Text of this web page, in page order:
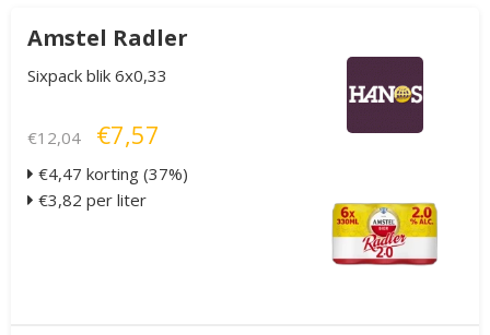
Amstel Radler
Sixpack blik 6x0,33
€12,04 €7,57
€4,47 korting (37%)
€3,82 per liter